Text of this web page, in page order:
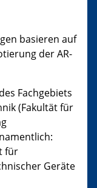
basieren auf
der AR-
Fachgebiets
(Fakultät für
für
Geräte